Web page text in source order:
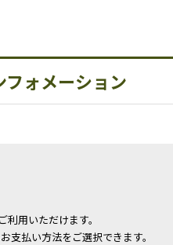
ォメーション
利用いただけます。
支払い方法をご選択できます。